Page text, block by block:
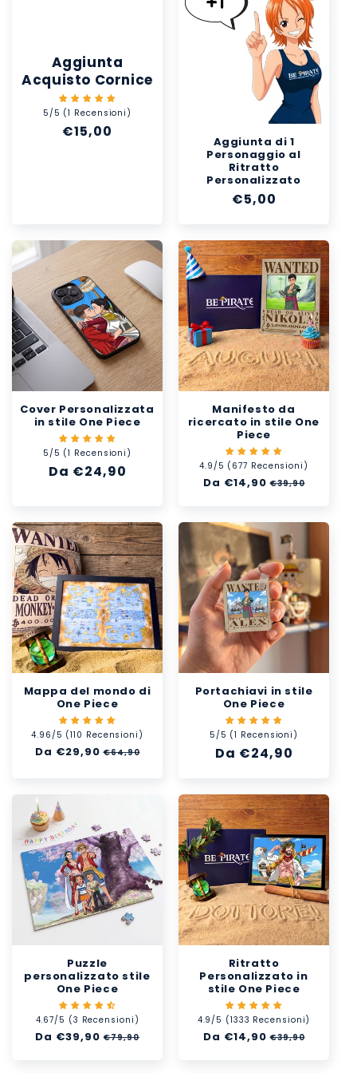
Aggiunta
Acquisto Cornice
5/5 (1 Recensioni)
Prezzo
€15,00
Aggiunta di 1
Personaggio al
Ritratto
Personalizzato
Prezzo
€5,00
Cover Personalizzata
in stile One Piece
5/5 (1 Recensioni)
Prezzo
Da €24,90
Manifesto da
ricercato in stile One
Piece
4.9/5 (677 Recensioni)
Prezzo
Da €14,90 Prezzo
€39,90
Mappa del mondo di
One Piece
4.96/5 (110 Recensioni)
Prezzo
Da €29,90 Prezzo
€64,90
Portachiavi in stile
One Piece
5/5 (1 Recensioni)
Prezzo
Da €24,90
Puzzle
personalizzato stile
One Piece
4.67/5 (3 Recensioni)
Prezzo
Da €39,90 Prezzo
€79,90
Ritratto
Personalizzato in
stile One Piece
4.9/5 (1333 Recensioni)
Prezzo
Da €14,90 Prezzo
€39,90